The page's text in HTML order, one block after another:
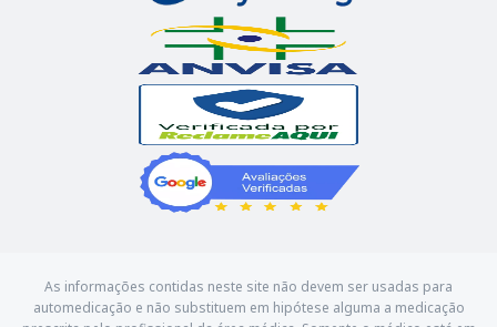
As informações contidas neste site não devem ser usadas para
automedicação e não substituem em hipótese alguma a medicação